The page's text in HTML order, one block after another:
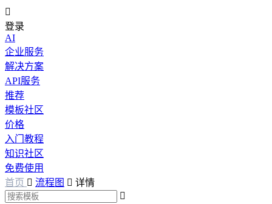

登录
AI
企业服务
解决方案
API服务
推荐
模板社区
价格
入门教程
知识社区
免费使用
首页  流程图  详情
